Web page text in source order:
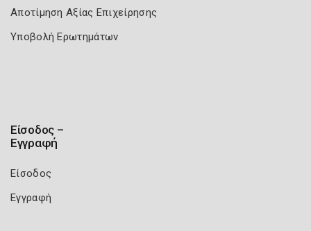
Αποτίμηση Αξίας Επιχείρησης
Υποβολή Ερωτημάτων
Είσοδος –
Εγγραφή
Είσοδος
Εγγραφή